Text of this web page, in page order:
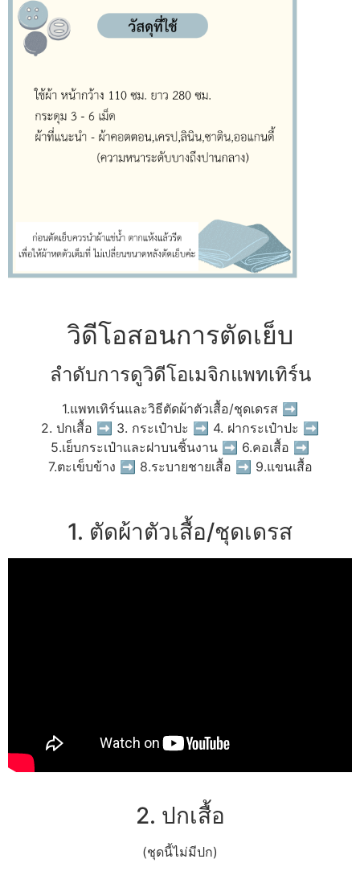
วิดีโอสอนการตัดเย็บ
ลำดับการดูวิดีโอเมจิกแพทเทิร์น
1.แพทเทิร์นและวิธีตัดผ้าตัวเสื้อ/ชุดเดรส ➡
2. ปกเสื้อ ➡ 3. กระเป๋าปะ ➡ 4. ฝากระเป๋าปะ ➡
5.เย็บกระเป๋าและฝาบนชิ้นงาน ➡ 6.คอเสื้อ ➡
7.ตะเข็บข้าง ➡ 8.ระบายชายเสื้อ ➡ 9.แขนเสื้อ
1. ตัดผ้าตัวเสื้อ/ชุดเดรส
2. ปกเสื้อ
(ชุดนี้ไม่มีปก)